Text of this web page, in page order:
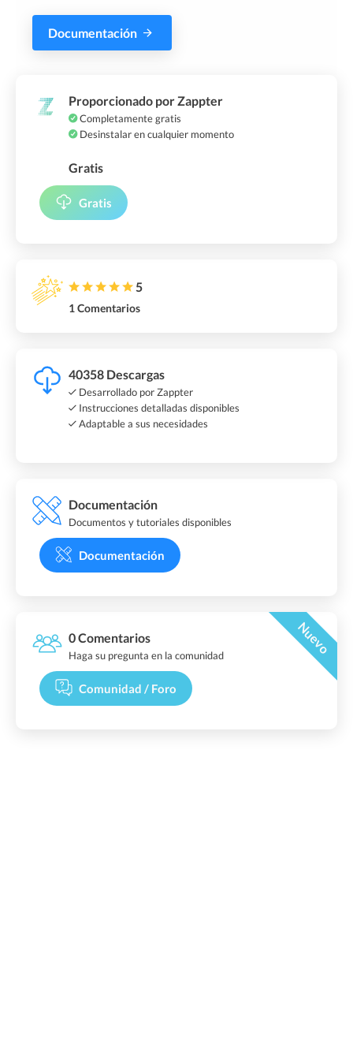
Documentación
Proporcionado por Zappter
Completamente gratis
Desinstalar en cualquier momento
Gratis
Gratis
5
1 Comentarios
40358 Descargas
Desarrollado por Zappter
Instrucciones detalladas disponibles
Adaptable a sus necesidades
Documentación
Documentos y tutoriales disponibles
Documentación
0 Comentarios Nuevo
Haga su pregunta en la comunidad
Comunidad / Foro